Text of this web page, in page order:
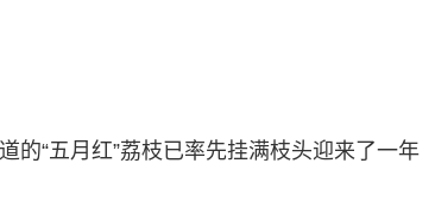
的“五月红”荔枝已率先挂满枝头迎来了一年